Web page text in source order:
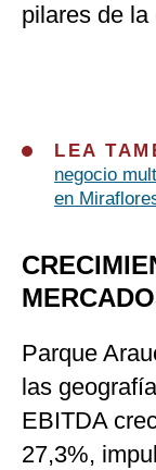
pilares de la
LEA
negocio
en
Parque
las
EBITDA
27,3%,